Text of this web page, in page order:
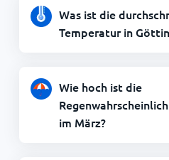
Was ist die
Temperatur in
Wie hoch ist die
im März?